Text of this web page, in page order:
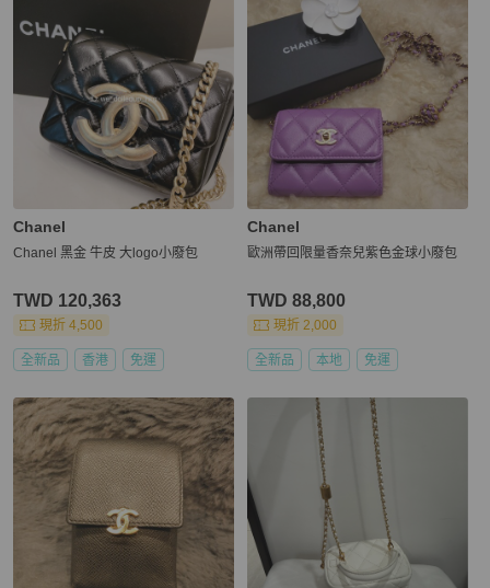
Chanel
Chanel 黑金 牛皮 大logo小廢包
TWD 120,363
現折 4,500
全新品 香港 免運
Chanel
歐洲帶回限量香奈兒紫色金球小廢包
TWD 88,800
現折 2,000
全新品 本地 免運